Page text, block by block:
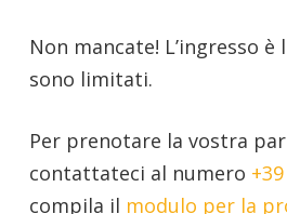
Non mancate! L’ingresso
sono limitati.
Per prenotare la vostra
contattateci al numero
compila il modulo per la